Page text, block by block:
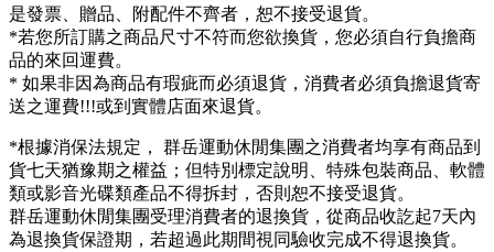
是發票、贈品、附配件不齊者，恕不接受退貨。
*若您所訂購之商品尺寸不符而您欲換貨，您必須自行負擔商
品的來回運費。
* 如果非因為商品有瑕疵而必須退貨，消費者必須負擔退貨寄
送之運費!!!或到實體店面來退貨。
*根據消保法規定， 群岳運動休閒集團之消費者均享有商品到
貨七天猶豫期之權益；但特別標定說明、特殊包裝商品、軟體
類或影音光碟類產品不得拆封，否則恕不接受退貨。
群岳運動休閒集團受理消費者的退換貨，從商品收訖起7天內
為退換貨保證期，若超過此期間視同驗收完成不得退換貨。